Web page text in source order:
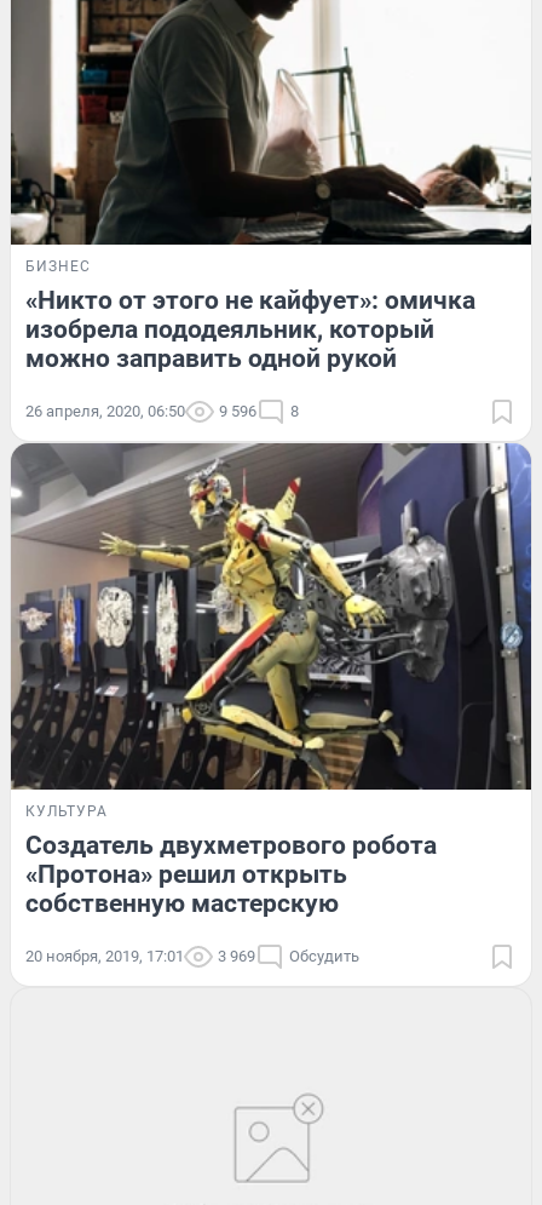
БИЗНЕС
«Никто от этого не кайфует»: омичка
изобрела пододеяльник, который
можно заправить одной рукой
26 апреля, 2020, 06:50 9 596 8
КУЛЬТУРА
Создатель двухметрового робота
«Протона» решил открыть
собственную мастерскую
20 ноября, 2019, 17:01 3 969 Обсудить